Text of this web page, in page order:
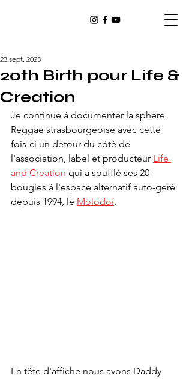
20th Birth pour Life &
Creation
23 sept. 2023
Je continue à documenter la sphère
Reggae strasbourgeoise avec cette
fois-ci un détour du côté de
l'association, label et producteur Life
and Creation qui a soufflé ses 20
bougies à l'espace alternatif auto-géré
depuis 1994, le Molodoï.
En tête d'affiche nous avons Daddy